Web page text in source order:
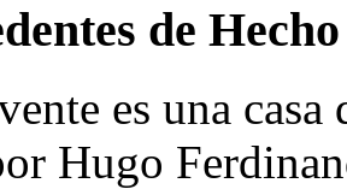
de Hecho
es una
Hugo